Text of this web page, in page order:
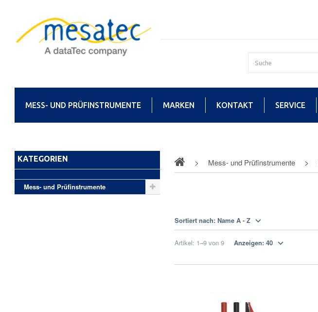
MESS- UND PRÜFINSTRUMENTE MARKEN KONTAKT SERVICE
KATEGORIEN
Mess- und Prüfinstrumente
Mess- und Prüfinstrumente
Sortiert nach: Name A - Z
Artikel: 1–9von 9 Anzeigen: 40